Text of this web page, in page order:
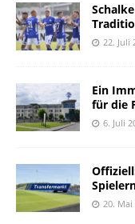
22. Juli
Ein
für die
6. Juli
20. Mai